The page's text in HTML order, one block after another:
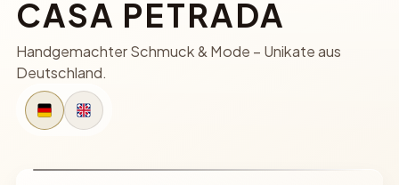
CASA PETRADA
Handgemachter Schmuck & Mode – Unikate aus
Deutschland.